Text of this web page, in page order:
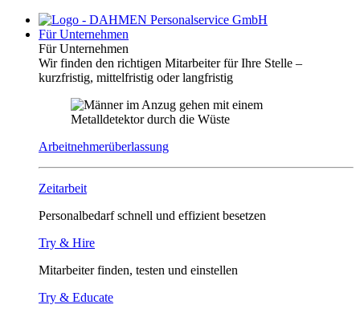
Für Unternehmen
Für Unternehmen
Wir finden den richtigen Mitarbeiter für Ihre Stelle –
kurzfristig, mittelfristig oder langfristig
Arbeitnehmerüberlassung
Zeitarbeit
Personalbedarf schnell und effizient besetzen
Try & Hire
Mitarbeiter finden, testen und einstellen
Try & Educate